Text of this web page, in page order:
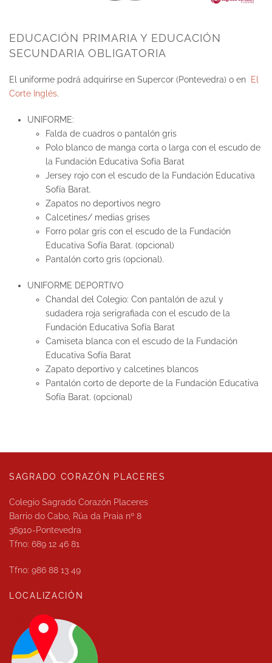
EDUCACIÓN PRIMARIA Y EDUCACIÓN
SECUNDARIA OBLIGATORIA
El uniforme podrá adquirirse en Supercor (Pontevedra) o en
El
Corte Inglés.
UNIFORME:
Falda de cuadros o pantalón gris
Polo blanco de manga corta o larga con el escudo de
la Fundación Educativa Sofía Barat
Jersey rojo con el escudo de la Fundación Educativa
Sofía Barat.
Zapatos no deportivos negro
Calcetines/ medias grises
Forro polar gris con el escudo de la Fundación
Educativa Sofía Barat. (opcional)
Pantalón corto gris (opcional).
UNIFORME DEPORTIVO
Chandal del Colegio: Con pantalón de azul y
sudadera roja serigrafiada con el escudo de la
Fundación Educativa Sofía Barat
Camiseta blanca con el escudo de la Fundación
Educativa Sofía Barat
Zapato deportivo y calcetines blancos
Pantalón corto de deporte de la Fundación Educativa
Sofía Barat. (opcional)
SAGRADO CORAZÓN PLACERES
Colegio Sagrado Corazón Placeres
Barrio do Cabo, Rúa da Praia nº 8
36910-Pontevedra
Tfno: 689 12 46 81
Tfno: 986 88 13 49
LOCALIZACIÓN